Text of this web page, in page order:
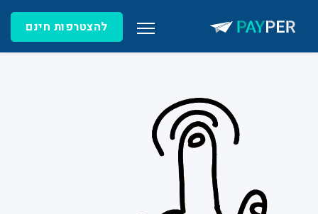
להצטרפות חינם